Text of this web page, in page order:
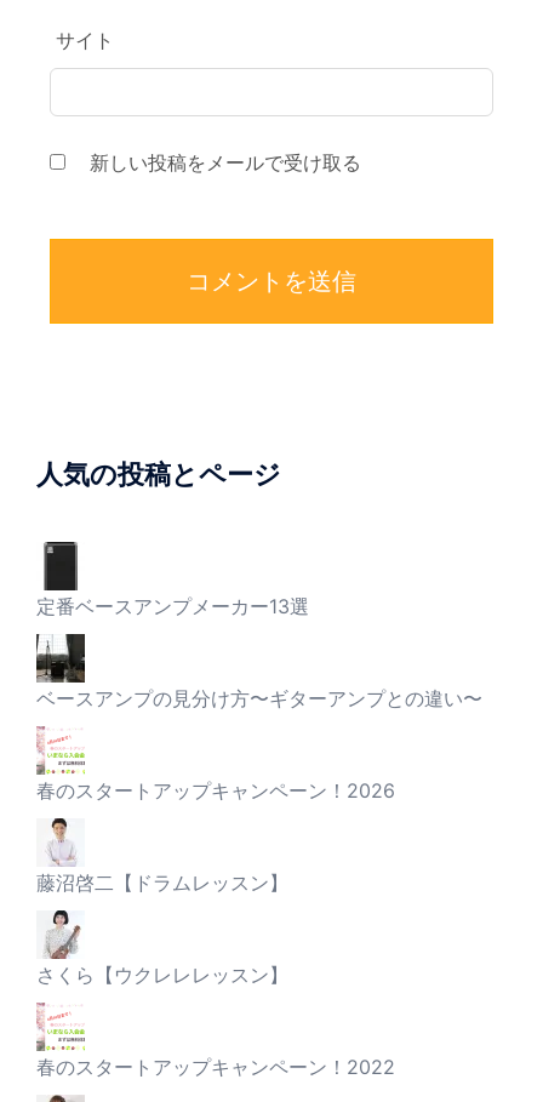
サイト
新しい投稿をメールで受け取る
人気の投稿とページ
定番ベースアンプメーカー13選
ベースアンプの見分け方〜ギターアンプとの違い〜
春のスタートアップキャンペーン！2026
藤沼啓二【ドラムレッスン】
さくら【ウクレレレッスン】
春のスタートアップキャンペーン！2022